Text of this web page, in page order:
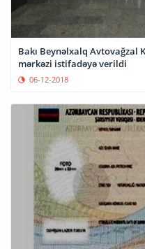
Bakı Beynəlxalq Avtovağzal
mərkəzi istifadəyə verildi
06-12-2018